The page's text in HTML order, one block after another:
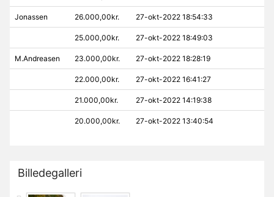
Jonassen 26.000,00kr. 27-okt-2022 18:54:33
25.000,00kr. 27-okt-2022 18:49:03
M.Andreasen 23.000,00kr. 27-okt-2022 18:28:19
22.000,00kr. 27-okt-2022 16:41:27
21.000,00kr. 27-okt-2022 14:19:38
20.000,00kr. 27-okt-2022 13:40:54
Billedegalleri